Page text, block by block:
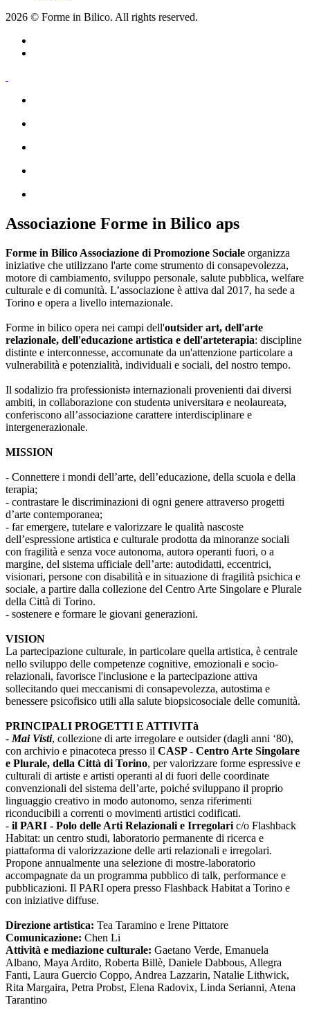
2026 © Forme in Bilico. All rights reserved.
Associazione Forme in Bilico aps
Forme in Bilico Associazione di Promozione Sociale organizza
iniziative che utilizzano l'arte come strumento di consapevolezza,
motore di cambiamento, sviluppo personale, salute pubblica, welfare
culturale e di comunità. L’associazione è attiva dal 2017, ha sede a
Torino e opera a livello internazionale.
Forme in bilico opera nei campi dell'outsider art, dell'arte
relazionale, dell'educazione artistica e dell'arteterapia: discipline
distinte e interconnesse, accomunate da un'attenzione particolare a
vulnerabilità e potenzialità, individuali e sociali, del nostro tempo.
Il sodalizio fra professionistə internazionali provenienti dai diversi
ambiti, in collaborazione con studentə universitarə e neolaureatə,
conferiscono all’associazione carattere interdisciplinare e
intergenerazionale.
MISSION
- Connettere i mondi dell’arte, dell’educazione, della scuola e della
terapia;
- contrastare le discriminazioni di ogni genere attraverso progetti
d’arte contemporanea;
- far emergere, tutelare e valorizzare le qualità nascoste
dell’espressione artistica e culturale prodotta da minoranze sociali
con fragilità e senza voce autonoma, autorə operanti fuori, o a
margine, del sistema ufficiale dell’arte: autodidatti, eccentrici,
visionari, persone con disabilità e in situazione di fragilità psichica e
sociale, a partire dalla collezione del Centro Arte Singolare e Plurale
della Città di Torino.
- sostenere e formare le giovani generazioni.
VISION
La partecipazione culturale, in particolare quella artistica, è centrale
nello sviluppo delle competenze cognitive, emozionali e socio-
relazionali, favorisce l'inclusione e la partecipazione attiva
sollecitando quei meccanismi di consapevolezza, autostima e
benessere psicofisico utili alla salute biopsicosociale delle comunità.
PRINCIPALI PROGETTI E ATTIVITà
- Mai Visti, collezione di arte irregolare e outsider (dagli anni ‘80),
con archivio e pinacoteca presso il CASP - Centro Arte Singolare
e Plurale, della Città di Torino, per valorizzare forme espressive e
culturali di artiste e artisti operanti al di fuori delle coordinate
convenzionali del sistema dell’arte, poiché sviluppano il proprio
linguaggio creativo in modo autonomo, senza riferimenti
riconducibili a correnti o movimenti artistici codificati.
- il PARI - Polo delle Arti Relazionali e Irregolari c/o Flashback
Habitat: un centro studi, laboratorio permanente di ricerca e
piattaforma di valorizzazione delle arti relazionali e irregolari.
Propone annualmente una selezione di mostre-laboratorio
accompagnate da un programma pubblico di talk, performance e
pubblicazioni. Il PARI opera presso Flashback Habitat a Torino e
con iniziative diffuse.
Direzione artistica: Tea Taramino e Irene Pittatore
Comunicazione: Chen Li
Attività e mediazione culturale: Gaetano Verde, Emanuela
Albano, Maya Ardito, Roberta Billè, Daniele Dabbous, Allegra
Fanti, Laura Guercio Coppo, Andrea Lazzarin, Natalie Lithwick,
Rita Margaira, Petra Probst, Elena Radovix, Linda Serianni, Atena
Tarantino